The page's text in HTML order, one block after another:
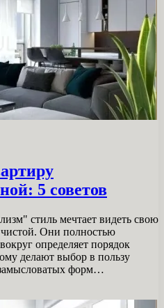
5 советов
стиль мечтает видеть свою
Они полностью
определяет порядок
делают выбор в пользу
форм…